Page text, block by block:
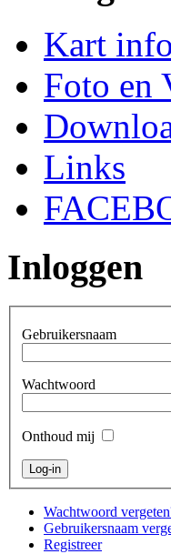
Kart
Foto en
Links
Inloggen
Gebruikersnaam
Wachtwoord
Onthoud mij
Wachtwoord
Gebruikersnaam
Registreer